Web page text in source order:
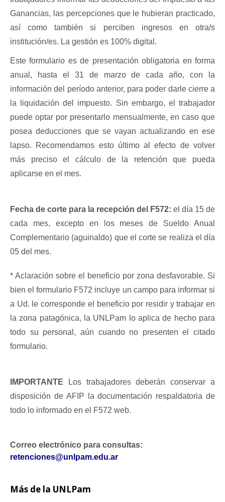
Ganancias, las percepciones que le hubieran practicado,
así como también si perciben ingresos en otra/s
institución/es. La gestión es 100% digital.
Este formulario es de presentación obligatoria en forma
anual, hasta el 31 de marzo de cada año, con la
información del período anterior, para poder darle cierre a
la liquidación del impuesto. Sin embargo, el trabajador
puede optar por presentarlo mensualmente, en caso que
posea deducciones que se vayan actualizando en ese
lapso. Recomendamos esto último al efecto de volver
más preciso el cálculo de la retención que pueda
aplicarse en el mes.
Fecha de corte para la recepción del F572: el día 15 de
cada mes, excepto en los meses de Sueldo Anual
Complementario (aguinaldo) que el corte se realiza el día
05 del mes.
* Aclaración sobre el beneficio por zona desfavorable. Si
bien el formulario F572 incluye un campo para informar si
a Ud. le corresponde el beneficio por residir y trabajar en
la zona patagónica, la UNLPam lo aplica de hecho para
todo su personal, aún cuando no presenten el citado
formulario.
IMPORTANTE
Los trabajadores deberán conservar a
disposición de AFIP la documentación respaldatoria de
todo lo informado en el F572 web.
retenciones@unlpam.edu.ar
Más de la UNLPam